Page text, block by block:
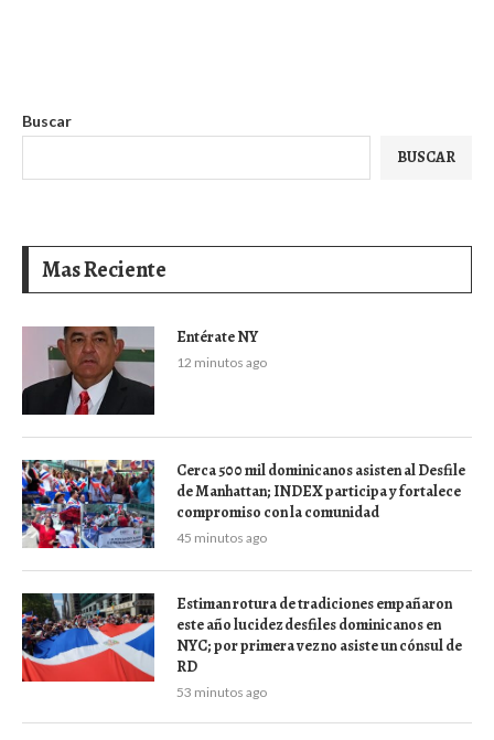
Buscar
BUSCAR
Mas Reciente
Entérate NY
12 minutos ago
Cerca 500 mil dominicanos asisten al Desfile
de Manhattan; INDEX participa y fortalece
compromiso con la comunidad
45 minutos ago
Estiman rotura de tradiciones empañaron
este año lucidez desfiles dominicanos en
NYC; por primera vez no asiste un cónsul de
RD
53 minutos ago